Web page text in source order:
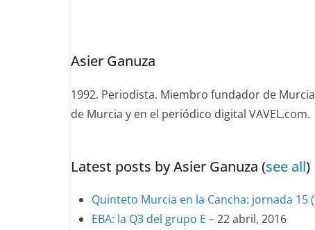
content
Asier Ganuza
1992. Periodista. Miembro fundador de
de Murcia y en el periódico digital VAVEL.com.
Latest posts by Asier Ganuza (see all)
Quinteto Murcia en la Cancha: jornada 15
EBA: la Q3 del grupo E – 22 abril, 2016